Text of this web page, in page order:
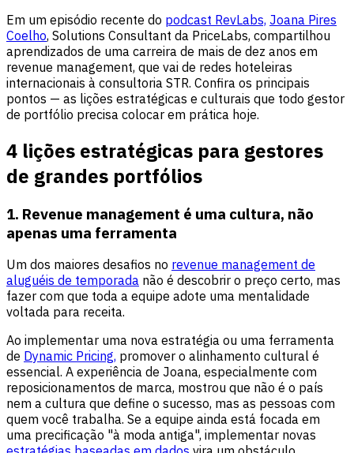
Em um episódio recente do podcast RevLabs, Joana Pires
Coelho, Solutions Consultant da PriceLabs, compartilhou
aprendizados de uma carreira de mais de dez anos em
revenue management, que vai de redes hoteleiras
internacionais à consultoria STR. Confira os principais
pontos — as lições estratégicas e culturais que todo gestor
de portfólio precisa colocar em prática hoje.
4 lições estratégicas para gestores
de grandes portfólios
1. Revenue management é uma cultura, não
apenas uma ferramenta
Um dos maiores desafios no revenue management de
aluguéis de temporada não é descobrir o preço certo, mas
fazer com que toda a equipe adote uma mentalidade
voltada para receita.
Ao implementar uma nova estratégia ou uma ferramenta
de Dynamic Pricing, promover o alinhamento cultural é
essencial. A experiência de Joana, especialmente com
reposicionamentos de marca, mostrou que não é o país
nem a cultura que define o sucesso, mas as pessoas com
quem você trabalha. Se a equipe ainda está focada em
uma precificação "à moda antiga", implementar novas